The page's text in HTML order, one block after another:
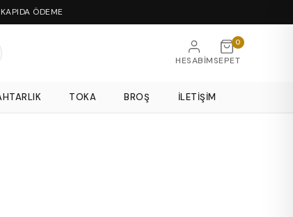
ÖDEME
HESABIM
0
SEPET
TOKA BROŞ İLETIŞIM